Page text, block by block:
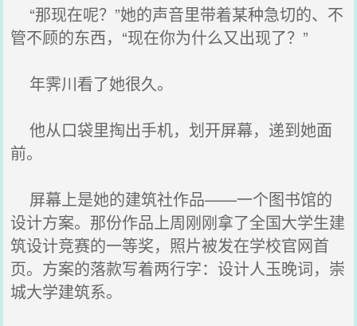
“那现在呢？”她的声音里带着某种急切的、不
管不顾的东西，“现在你为什么又出现了？”
年霁川看了她很久。
他从口袋里掏出手机，划开屏幕，递到她面
前。
屏幕上是她的建筑社作品——一个图书馆的
设计方案。那份作品上周刚刚拿了全国大学生建
筑设计竞赛的一等奖，照片被发在学校官网首
页。方案的落款写着两行字：设计人玉晚词，崇
城大学建筑系。